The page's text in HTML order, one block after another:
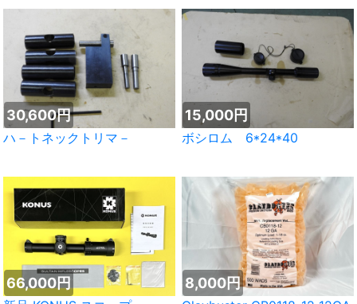
30,600円
ハ－トネックトリマ－
15,000円
ボシロム 6*24*40
66,000円 8,000円